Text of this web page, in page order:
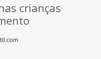
crianças